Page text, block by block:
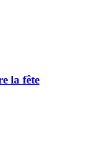
la fête